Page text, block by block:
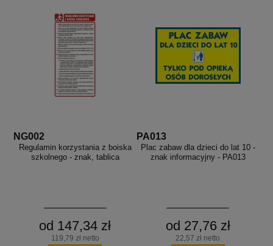
NG002
Regulamin korzystania z boiska
szkolnego - znak, tablica
od 147,34 zł
119,79 zł netto
PA013
Plac zabaw dla dzieci do lat 10 -
znak informacyjny - PA013
od 27,76 zł
22,57 zł netto